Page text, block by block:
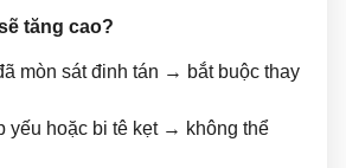
tăng cao?
mòn sát đinh tán → bắt buộc thay
yếu hoặc bi tê kẹt → không thể